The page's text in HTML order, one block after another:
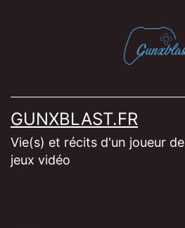
GUNXBLAST.FR
Vie(s) et récits d'un joueur de
jeux vidéo